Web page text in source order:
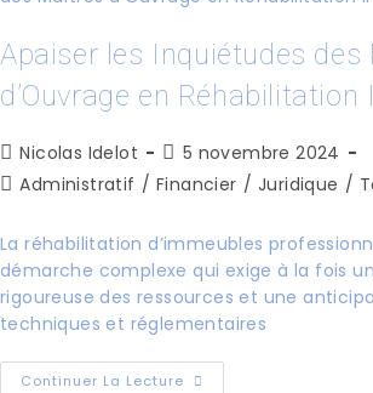
Apaiser les Inquiétudes des
d’Ouvrage en
Nicolas Idelot
5 novembre 2024
Administratif / Financier / Juridique /
La réhabilitation d’immeubles
démarche complexe qui exige à la fois
rigoureuse des ressources et une
techniques et réglementaires
Continuer La Lecture